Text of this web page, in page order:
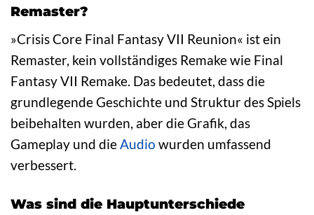
Remaster?
»Crisis Core Final Fantasy VII Reunion« ist ein
Remaster, kein vollständiges Remake wie Final
Fantasy VII Remake. Das bedeutet, dass die
grundlegende Geschichte und Struktur des Spiels
beibehalten wurden, aber die Grafik, das
Gameplay und dieAudio wurden umfassend
verbessert.
Was sind die Hauptunterschiede